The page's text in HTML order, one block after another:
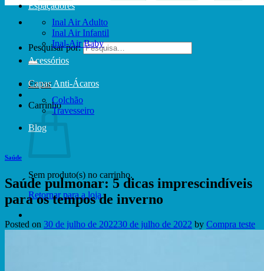
Pesquisar por:
Entrar
Carrinho
Sem produto(s) no carrinho.
Retornar para a loja
Espaçadores
Inal Air Adulto
Inal Air Infantil
Inal-Air Baby
Acessórios
Capas Anti-Ácaros
Colchão
Travesseiro
Blog
Saúde
Saúde pulmonar: 5 dicas imprescindíveis
para os tempos de inverno
Posted on 30 de julho de 202230 de julho de 2022 by Compra teste